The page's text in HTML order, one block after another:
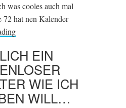
was cooles auch mal
hat nen Kalender
EIN
WIE ICH
WILL…